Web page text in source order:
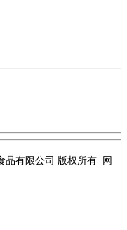
品有限公司 版权所有 网